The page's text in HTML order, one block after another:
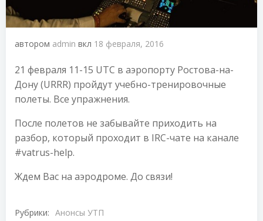
автором admin вкл 18 февраля, 2016
21 февраля 11-15 UTC в аэропорту Ростова-на-
Дону (URRR) пройдут учебно-тренировочные
полеты. Все упражнения.
После полетов не забывайте приходить на
разбор, который проходит в IRC-чате на канале
#vatrus-help.
Ждем Вас на аэродроме. До связи!
Рубрики: Анонсы УТП